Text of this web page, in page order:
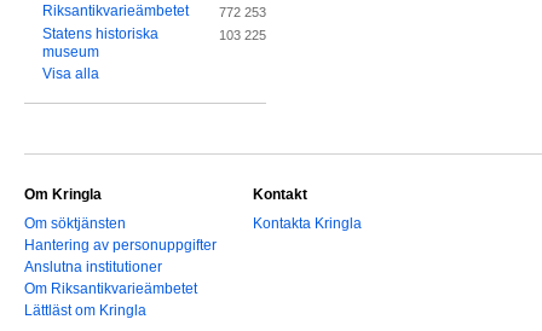
Riksantikvarieämbetet 772 253
Statens historiska
museum
103 225
Visa alla
Om Kringla
Om söktjänsten
Hantering av personuppgifter
Anslutna institutioner
Om Riksantikvarieämbetet
Lättläst om Kringla
Kontakt
Kontakta Kringla